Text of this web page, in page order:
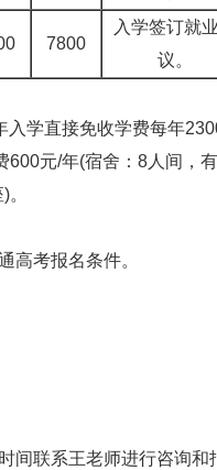
7800
入学签订就
议。
学直接免收学费每年
600元/年(宿舍：8人间，
高考报名条件。
间联系王老师进行咨询和